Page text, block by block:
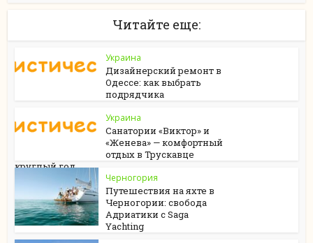
Читайте еще:
Украина
Дизайнерский ремонт в
Одессе: как выбрать
подрядчика
Украина
Санатории «Виктор» и
«Женева» — комфортный
отдых в Трускавце
круглый год
Черногория
Путешествия на яхте в
Черногории: свобода
Адриатики с Saga
Yachting